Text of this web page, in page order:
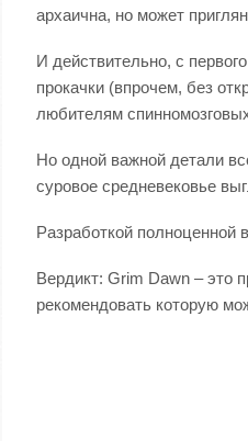
архаична, но может
И действительно, с
прокачки (впрочем, без
любителям
Но одной важной детали
суровое средневековье
Разработкой полноценной
Вердикт: Grim Dawn – это
рекомендовать которую